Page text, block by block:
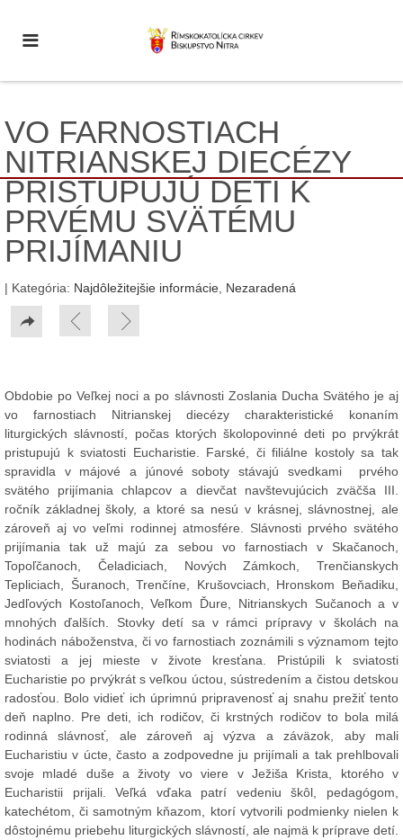
VO FARNOSTIACH
NITRIANSKEJ DIECÉZY
PRISTUPUJÚ DETI K
PRVÉMU SVÄTÉMU
PRIJÍMANIU
| Kategória: Najdôležitejšie informácie Nezaradená
Obdobie po Veľkej noci a po slávnosti Zoslania Ducha Svätého je aj
vo farnostiach Nitrianskej diecézy charakteristické konaním
liturgických slávností, počas ktorých školopovinné deti po prvýkrát
pristupujú k sviatosti Eucharistie. Farské, či filiálne kostoly sa tak
spravidla v májové a júnové soboty stávajú svedkami prvého
svätého prijímania chlapcov a dievčat navštevujúcich zväčša III.
ročník základnej školy, a ktoré sa nesú v krásnej, slávnostnej, ale
zároveň aj vo veľmi rodinnej atmosfére. Slávnosti prvého svätého
prijímania tak už majú za sebou vo farnostiach v Skačanoch,
Topoľčanoch, Čeladiciach, Nových Zámkoch, Trenčianskych
Tepliciach, Šuranoch, Trenčíne, Krušovciach, Hronskom Beňadiku,
Jedľových Kostoľanoch, Veľkom Ďure, Nitrianskych Sučanoch a v
mnohých ďalších. Stovky detí sa v rámci prípravy v školách na
hodinách náboženstva, či vo farnostiach zoznámili s významom tejto
sviatosti a jej mieste v živote kresťana. Pristúpili k sviatosti
Eucharistie po prvýkrát s veľkou úctou, sústredením a čistou detskou
radosťou. Bolo vidieť ich úprimnú pripravenosť aj snahu prežiť tento
deň naplno. Pre deti, ich rodičov, či krstných rodičov to bola milá
rodinná slávnosť, ale zároveň aj výzva a záväzok, aby mali
Eucharistiu v úcte, často a zodpovedne ju prijímali a tak prehlbovali
svoje mladé duše a životy vo viere v Ježiša Krista, ktorého v
Eucharistii prijali. Veľká vďaka patrí vedeniu škôl, pedagógom,
katechétom, či samotným kňazom, ktorí vytvorili podmienky nielen k
dôstojnému priebehu liturgických slávností, ale najmä k príprave detí.